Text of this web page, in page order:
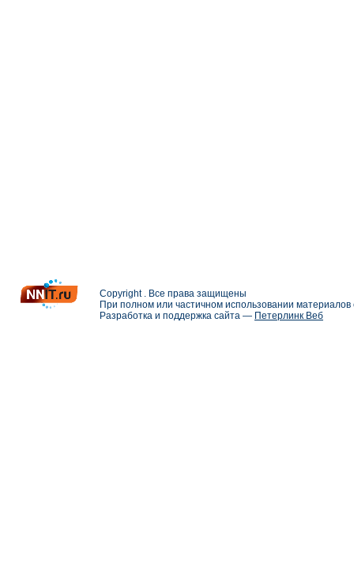
Copyright . Все права защищены
При полном или частичном использовании
Разработка и поддержка сайта — Петерлинк Веб